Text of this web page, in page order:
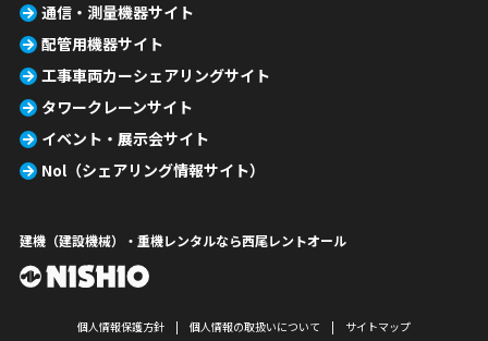
通信・測量機器サイト
配管用機器サイト
工事車両カーシェアリングサイト
タワークレーンサイト
イベント・展示会サイト
Nol（シェアリング情報サイト）
建機（建設機械）・重機レンタルなら西尾レントオール
個人情報保護方針 個人情報の取扱いについて サイトマップ